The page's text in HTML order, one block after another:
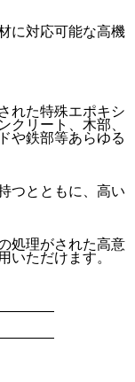
に対応可能な高機
れた特殊エポキシ
クリート、木部、
や鉄部等あらゆる
つとともに、高い
処理がされた高意
いただけます。